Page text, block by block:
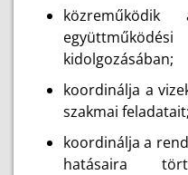
kidolgozásában;
koordinálja a
szakmai feladatait;
koordinálja a
hatásaira